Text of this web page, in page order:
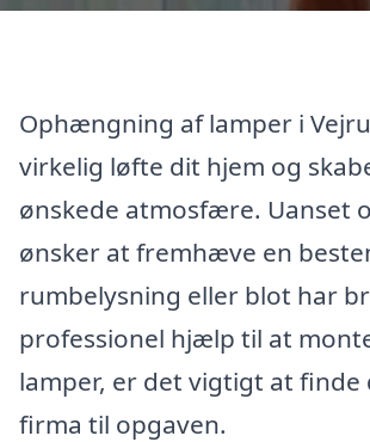
Ophængning af lamper i
virkelig løfte dit hjem og
ønskede atmosfære. Uanset
ønsker at fremhæve en
rumbelysning eller blot har
professionel hjælp til at
lamper, er det vigtigt at
firma til opgaven.